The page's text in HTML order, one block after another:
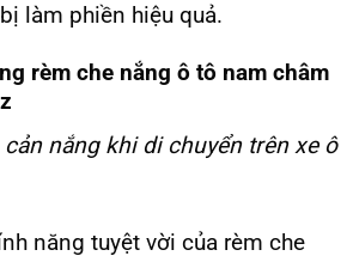
làm phiền hiệu quả.
rèm che nắng ô tô nam châm
nắng khi di chuyển trên xe ô
năng tuyệt vời của rèm che